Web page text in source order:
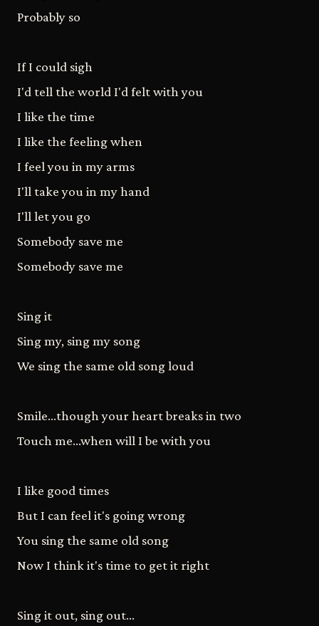
Probably so
If I could sigh
I'd tell the world I'd felt with you
I like the time
I like the feeling when
I feel you in my arms
I'll take you in my hand
I'll let you go
Somebody save me
Somebody save me
Sing it
Sing my, sing my song
We sing the same old song loud
Smile...though your heart breaks in two
Touch me...when will I be with you
I like good times
But I can feel it's going wrong
You sing the same old song
Now I think it's time to get it right
Sing it out, sing out...